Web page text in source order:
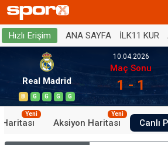
Hızlı Erişim ANA SAYFA İLK11 KUR
Real Madrid
B G G G G
10.04.2026
Maç Sonu
1 - 1
Haritası
Yeni
Aksiyon Haritası
Yeni
Canlı